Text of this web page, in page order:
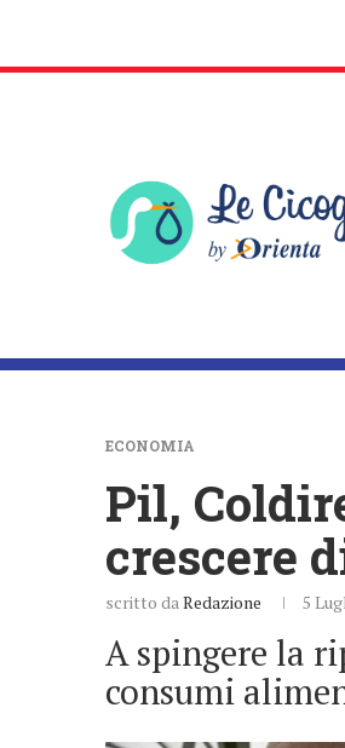
ECONOMIA
Pil,
crescere
scritto daRedazione 5
A spingere la
consumi